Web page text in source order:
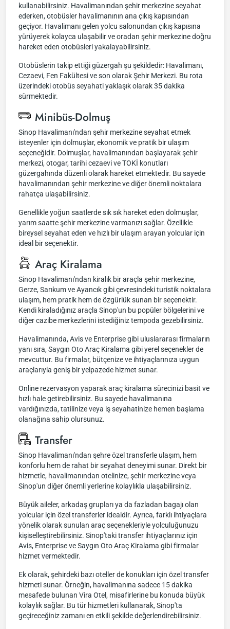
kullanabilirsiniz. Havalimanından şehir merkezine seyahat
ederken, otobüsler havalimanının ana çıkış kapısından
geçiyor. Havalimanı gelen yolcu salonundan çıkış kapısına
yürüyerek kolayca ulaşabilir ve oradan şehir merkezine doğru
hareket eden otobüsleri yakalayabilirsiniz.
Otobüslerin takip ettiği güzergah şu şekildedir: Havalimanı,
Cezaevi, Fen Fakültesi ve son olarak Şehir Merkezi. Bu rota
üzerindeki otobüs seyahati yaklaşık olarak 35 dakika
sürmektedir.
Minibüs-Dolmuş
Sinop Havalimanı'ndan şehir merkezine seyahat etmek
isteyenler için dolmuşlar, ekonomik ve pratik bir ulaşım
seçeneğidir. Dolmuşlar, havalimanından başlayarak şehir
merkezi, otogar, tarihi cezaevi ve TOKİ konutları
güzergahında düzenli olarak hareket etmektedir. Bu sayede
havalimanından şehir merkezine ve diğer önemli noktalara
rahatça ulaşabilirsiniz.
Genellikle yoğun saatlerde sık sık hareket eden dolmuşlar,
yarım saatte şehir merkezine varmanızı sağlar. Özellikle
bireysel seyahat eden ve hızlı bir ulaşım arayan yolcular için
ideal bir seçenektir.
Araç Kiralama
Sinop Havalimanı'ndan kiralık bir araçla şehir merkezine,
Gerze, Sarıkum ve Ayancık gibi çevresindeki turistik noktalara
ulaşım, hem pratik hem de özgürlük sunan bir seçenektir.
Kendi kiraladığınız araçla Sinop'un bu popüler bölgelerini ve
diğer cazibe merkezlerini istediğiniz tempoda gezebilirsiniz.
Havalimanında, Avis ve Enterprise gibi uluslararası firmaların
yanı sıra, Saygın Oto Araç Kiralama gibi yerel seçenekler de
mevcuttur. Bu firmalar, bütçenize ve ihtiyaçlarınıza uygun
araçlarıyla geniş bir yelpazede hizmet sunar.
Online rezervasyon yaparak araç kiralama sürecinizi basit ve
hızlı hale getirebilirsiniz. Bu sayede havalimanına
vardığınızda, tatilinize veya iş seyahatinize hemen başlama
olanağına sahip olursunuz.
Transfer
Sinop Havalimanı'ndan şehre özel transferle ulaşım, hem
konforlu hem de rahat bir seyahat deneyimi sunar. Direkt bir
hizmetle, havalimanından otelinize, şehir merkezine veya
Sinop'un diğer önemli yerlerine kolaylıkla ulaşabilirsiniz.
Büyük aileler, arkadaş grupları ya da fazladan bagajı olan
yolcular için özel transferler idealdir. Ayrıca, farklı ihtiyaçlara
yönelik olarak sunulan araç seçenekleriyle yolculuğunuzu
kişiselleştirebilirsiniz. Sinop'taki transfer ihtiyaçlarınız için
Avis, Enterprise ve Saygın Oto Araç Kiralama gibi firmalar
hizmet vermektedir.
Ek olarak, şehirdeki bazı oteller de konukları için özel transfer
hizmeti sunar. Örneğin, havalimanına sadece 15 dakika
mesafede bulunan Vira Otel, misafirlerine bu konuda büyük
kolaylık sağlar. Bu tür hizmetleri kullanarak, Sinop'ta
geçireceğiniz zamanı en etkili şekilde değerlendirebilirsiniz.